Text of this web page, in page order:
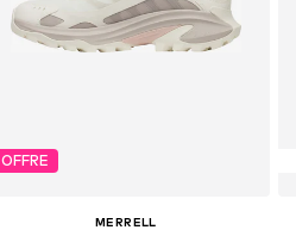
OFFRE
MERRELL